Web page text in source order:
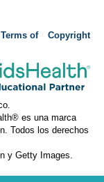
of
Copyright
es una marca
Todos los derechos
y Getty Images.